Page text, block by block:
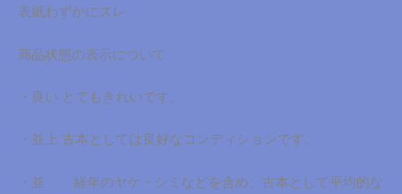
表紙わずかにスレ
商品状態の表示について
・良い とてもきれいです。
・並上 古本としては良好なコンディションです。
・並 経年のヤケ・シミなどを含め、古本として平均的な